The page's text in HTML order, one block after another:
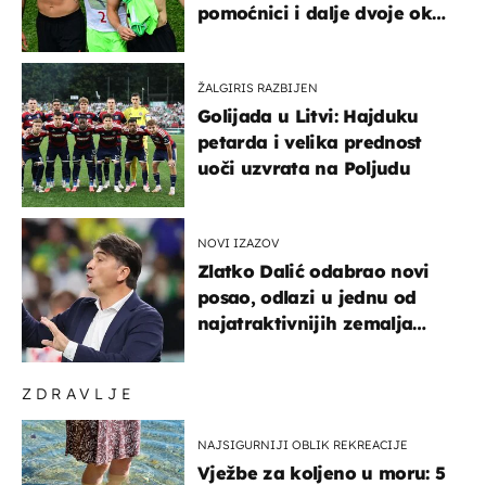
ZDRAVLJE
NAJSIGURNIJI OBLIK REKREACIJE
Vježbe za koljeno u moru: 5
pomoćnici i dalje dvoje oko
ŽALGIRIS RAZBIJEN
Golijada u Litvi: Hajduku
petarda i velika prednost
uoči uzvrata na Poljudu
NOVI IZAZOV
Zlatko Dalić odabrao novi
posao, odlazi u jednu od
najatraktivnijih zemalja